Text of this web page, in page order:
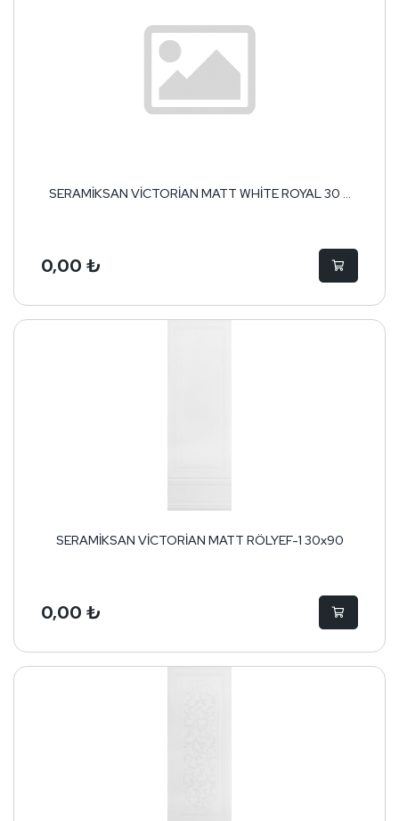
SERAMİKSAN VİCTORİAN MATT WHİTE ROYAL 30 ...
0,00 ₺
SERAMİKSAN VİCTORİAN MATT RÖLYEF-1 30x90
0,00 ₺